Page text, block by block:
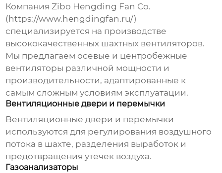
Компания Zibo Hengding Fan Co.
( https://www.hengdingfan.ru/)
специализируется на производстве
высококачественных шахтных вентиляторов.
Мы предлагаем осевые и центробежные
вентиляторы различной мощности и
производительности, адаптированные к
самым сложным условиям эксплуатации.
Вентиляционные двери и перемычки
Вентиляционные двери и перемычки
используются для регулирования воздушного
потока в шахте, разделения выработок и
предотвращения утечек воздуха.
Газоанализаторы